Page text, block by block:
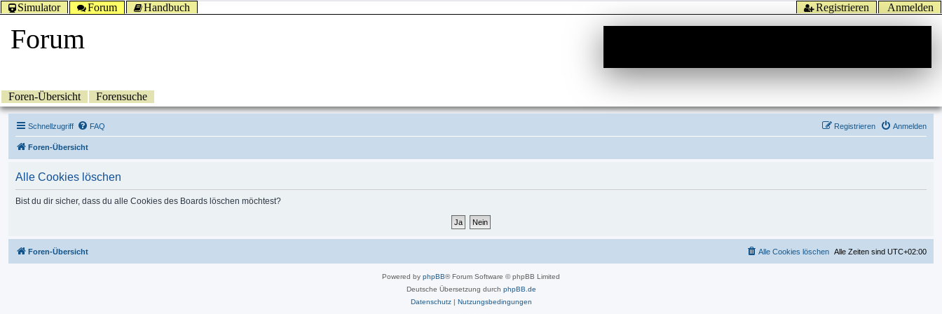
Anmelden
Registrieren
Simulator Forum Handbuch
Forum
Foren-Übersicht Forensuche
Schnellzugriff FAQ Anmelden
Registrieren
Foren-Übersicht
Alle Cookies löschen
Bist du dir sicher, dass du alle Cookies des Boards löschen möchtest?
Foren-Übersicht Alle Zeiten sind UTC+02:00
Alle Cookies löschen
Powered by phpBB® Forum Software © phpBB Limited
Deutsche Übersetzung durch phpBB.de
Datenschutz| Nutzungsbedingungen